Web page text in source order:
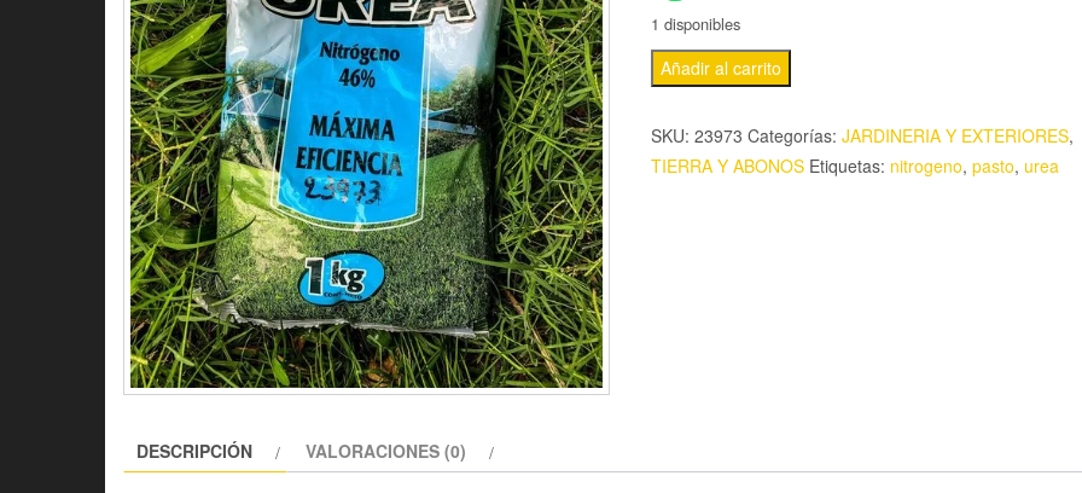
1 disponibles
Añadir al carrito
SKU: 23973 Categorías: JARDINERIA Y EXTERIORES,
TIERRA Y ABONOS Etiquetas: nitrogeno, pasto, urea
DESCRIPCIÓN VALORACIONES (0)